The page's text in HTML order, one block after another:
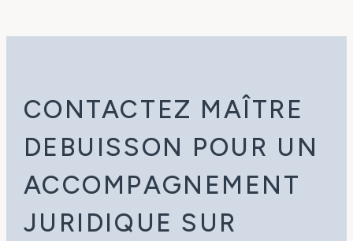
CONTACTEZ MAÎTRE
DEBUISSON POUR UN
ACCOMPAGNEMENT
JURIDIQUE SUR